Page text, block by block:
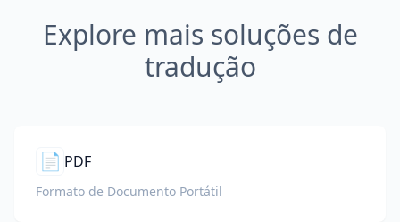
Explore mais soluções de
tradução
📄 PDF
Formato de Documento Portátil